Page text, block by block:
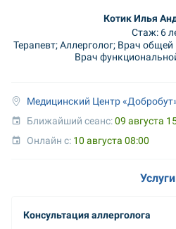
Котик Илья
Стаж: 6
Терапевт; Аллерголог; Врач
Врач
Медицинский Центр
Ближайший сеанс: 09 августа
Онлайн с: 10 августа 08:00
Услуги
Консультация аллерголога